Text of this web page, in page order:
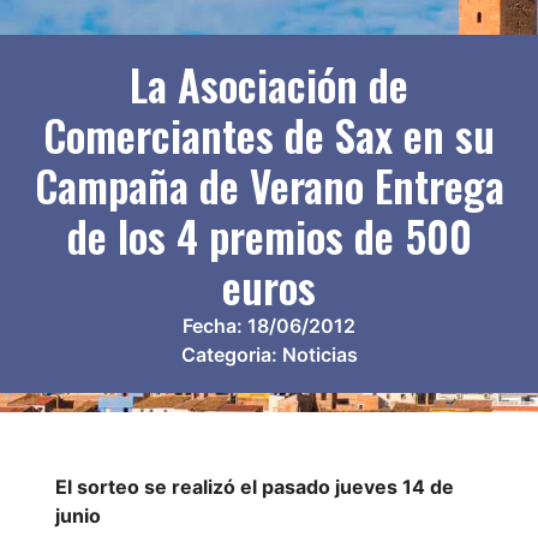
La Asociación de
Comerciantes de Sax en su
Campaña de Verano Entrega
de los 4 premios de 500
euros
Fecha: 18/06/2012
Categoria: Noticias
El sorteo se realizó el pasado jueves 14 de
junio